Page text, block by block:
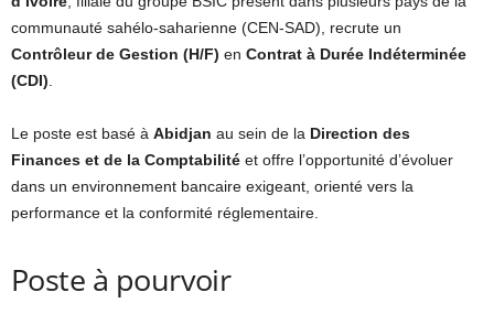
communauté sahélo-saharienne (CEN-SAD), recrute un
Contrôleur de Gestion (H/F) en Contrat à Durée Indéterminée
(CDI)
Le poste est basé à Abidjan au sein de la Direction des
Finances et de la Comptabilité et offre l’opportunité d’évoluer
dans un environnement bancaire exigeant, orienté vers la
performance et la conformité réglementaire.
Poste à pourvoir